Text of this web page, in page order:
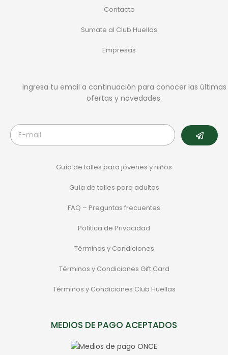
Contacto
Sumate al Club Huellas
Empresas
Ingresa tu email a continuación para conocer las últimas
ofertas y novedades.
Guía de talles para jóvenes y niños
Guía de talles para adultos
FAQ – Preguntas frecuentes
Política de Privacidad
Términos y Condiciones
Términos y Condiciones Gift Card
Términos y Condiciones Club Huellas
MEDIOS DE PAGO ACEPTADOS